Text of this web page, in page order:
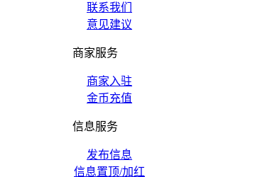
联系我们
意见建议
商家服务
商家入驻
金币充值
信息服务
发布信息
信息置顶/加红